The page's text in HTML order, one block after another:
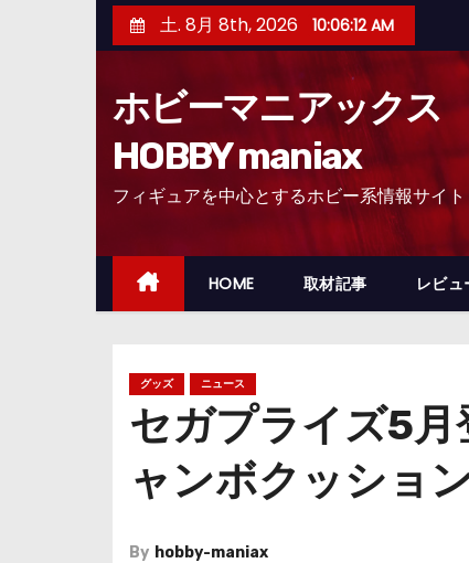
ン
ッ
土. 8月 8th, 2026 10:06:13 AM
ホビーマニアックス
HOBBY maniax
フィギュアを中心とするホビー系情報サイト
HOME 取材記事 レビュ
グッズ ニュース
セガプライズ5
ャンボクッショ
By hobby-maniax